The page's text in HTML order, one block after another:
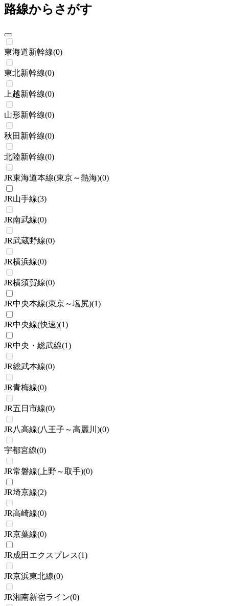
路線からさがす
東海道新幹線(0)
東北新幹線(0)
上越新幹線(0)
山形新幹線(0)
秋田新幹線(0)
北陸新幹線(0)
JR東海道本線(東京～熱海)(0)
JR山手線(3)
JR南武線(0)
JR武蔵野線(0)
JR横浜線(0)
JR横須賀線(0)
JR中央本線(東京～塩尻)(1)
JR中央線(快速)(1)
JR中央・総武線(1)
JR総武本線(0)
JR青梅線(0)
JR五日市線(0)
JR八高線(八王子～高麗川)(0)
宇都宮線(0)
JR常磐線(上野～取手)(0)
JR埼京線(2)
JR高崎線(0)
JR京葉線(0)
JR成田エクスプレス(1)
JR京浜東北線(0)
JR湘南新宿ライン(0)